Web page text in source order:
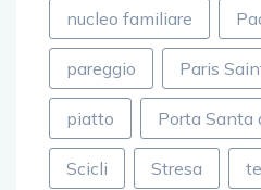
nucleo familiare
pareggio Paris
piatto Porta Santa
Scicli Stresa